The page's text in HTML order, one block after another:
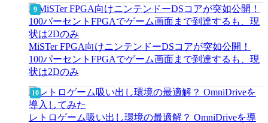
MiSTer FPGA向けニンテンドーDSコアが突如公開！
100パーセントFPGAでゲーム画面まで到達するも、現
状は2Dのみ
レトロゲーム吸い出し環境の最適解？ OmniDriveを導